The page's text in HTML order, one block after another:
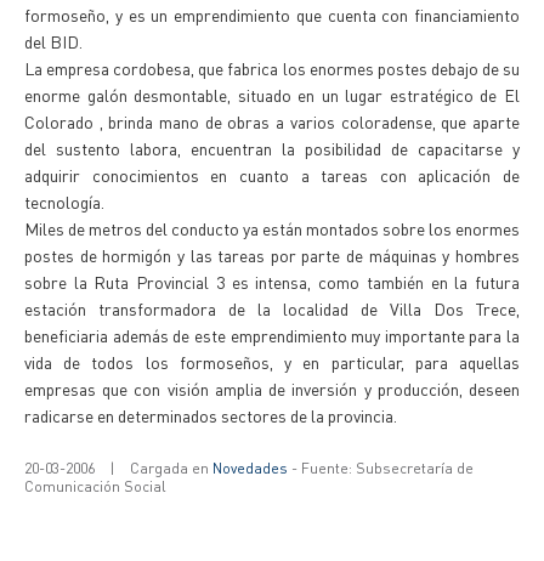
formoseño, y es un emprendimiento que cuenta con financiamiento
del BID.
La empresa cordobesa, que fabrica los enormes postes debajo de su
enorme galón desmontable, situado en un lugar estratégico de El
Colorado , brinda mano de obras a varios coloradense, que aparte
del sustento labora, encuentran la posibilidad de capacitarse y
adquirir conocimientos en cuanto a tareas con aplicación de
tecnología.
Miles de metros del conducto ya están montados sobre los enormes
postes de hormigón y las tareas por parte de máquinas y hombres
sobre la Ruta Provincial 3 es intensa, como también en la futura
estación transformadora de la localidad de Villa Dos Trece,
beneficiaria además de este emprendimiento muy importante para la
vida de todos los formoseños, y en particular, para aquellas
empresas que con visión amplia de inversión y producción, deseen
radicarse en determinados sectores de la provincia.
20-03-2006 | Cargada en Novedades - Fuente: Subsecretaría de
Comunicación Social